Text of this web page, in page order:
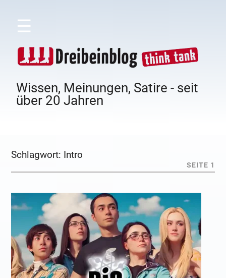
☰
Wissen, Meinungen, Satire - seit
über 20 Jahren
Schlagwort: Intro
SEITE 1